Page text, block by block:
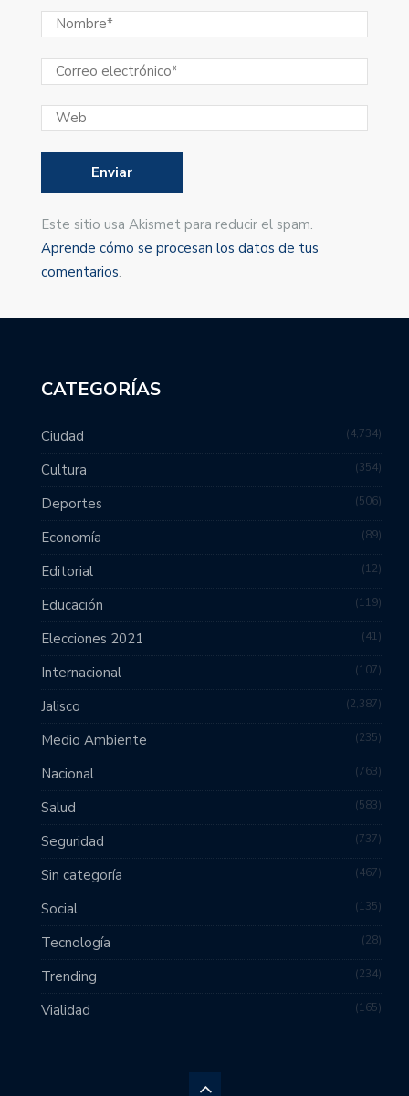
Este sitio usa Akismet para reducir el spam.
Aprende cómo se procesan los datos de tus
comentarios.
CATEGORÍAS
Ciudad 4,734
Cultura 354
Deportes 506
Economía 89
Editorial 12
Educación 119
Elecciones 2021 41
Internacional 107
Jalisco 2,387
Medio Ambiente 235
Nacional 763
Salud 583
Seguridad 737
Sin categoría 467
Social 135
Tecnología 28
Trending 234
Vialidad 165